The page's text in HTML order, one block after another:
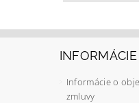
Informácie o
zmluvy